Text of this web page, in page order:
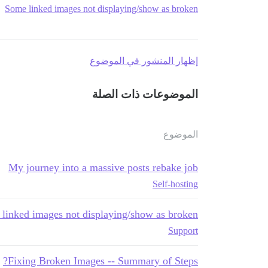
Some linked images not displaying/show as broken
إظهار المنشور في الموضوع
الموضوعات ذات الصلة
الموضوع
My journey into a massive posts rebake job
Self-hosting
linked images not displaying/show as broken
Support
Fixing Broken Images -- Summary of Steps?